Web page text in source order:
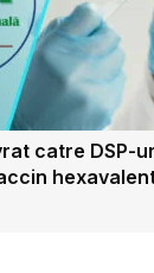
catre DSP-